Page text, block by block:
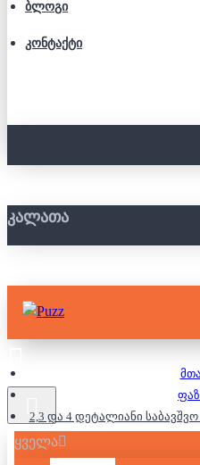
ᲑᲚᲝᲒᲘ
ᲙᲝᲜᲢᲐᲥᲢᲘ
ᲙᲐᲚᲐᲗᲐ
ყველა
2,3 და 4 დეტალიანი